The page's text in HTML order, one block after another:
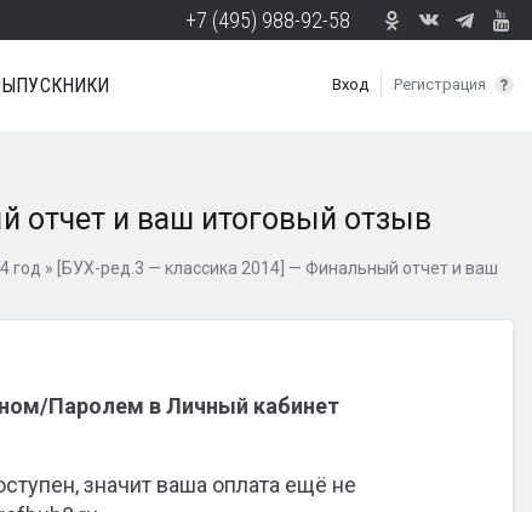
+7 (495) 988-92-58
Вход Регистрация
отчет и ваш итоговый отзыв
год »
[БУХ-ред.3 — классика 2014] — Финальный отчет и ваш
Паролем в Личный кабинет
значит ваша оплата ещё не